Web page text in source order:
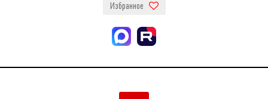
Избранное